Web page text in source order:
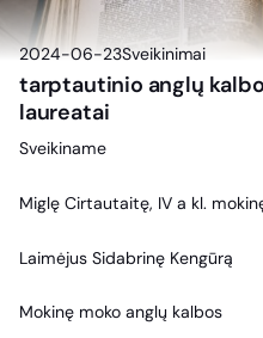
2024-06-23Sveikinimai
tarptautinio anglų
laureatai
Sveikiname
Miglę Cirtautaitę, IV a kl.
Laimėjus Sidabrinę Kengūrą
Mokinę moko anglų kalbos